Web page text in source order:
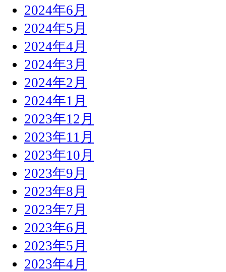
2024年6月
2024年5月
2024年4月
2024年3月
2024年2月
2024年1月
2023年12月
2023年11月
2023年10月
2023年9月
2023年8月
2023年7月
2023年6月
2023年5月
2023年4月